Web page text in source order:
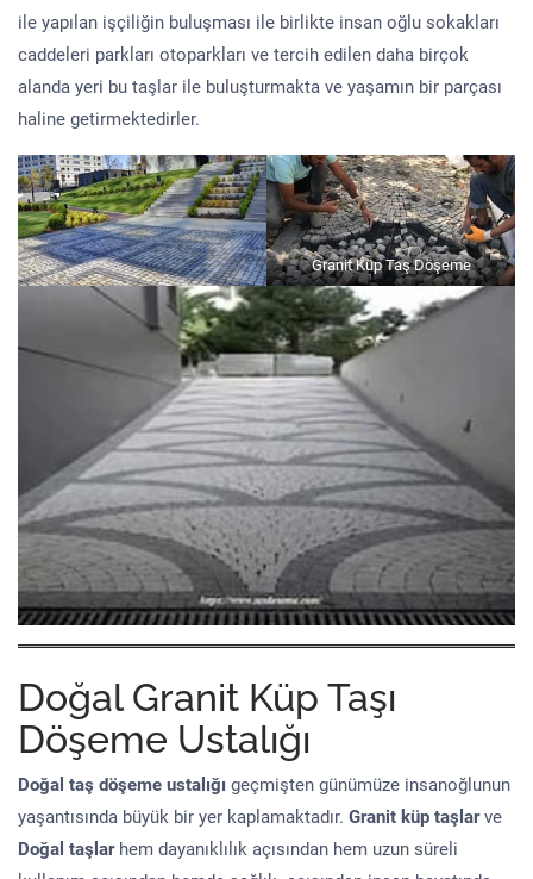
ile yapılan işçiliğin buluşması ile birlikte insan oğlu sokakları
caddeleri parkları otoparkları ve tercih edilen daha birçok
alanda yeri bu taşlar ile buluşturmakta ve yaşamın bir parçası
haline getirmektedirler.
Granit Küp Taş Döşeme
Doğal Granit Küp Taşı
Döşeme Ustalığı
Doğal taş döşeme ustalığı geçmişten günümüze insanoğlunun
yaşantısında büyük bir yer kaplamaktadır. Granit küp taşlarve
Doğal taşlar hem dayanıklılık açısından hem uzun süreli